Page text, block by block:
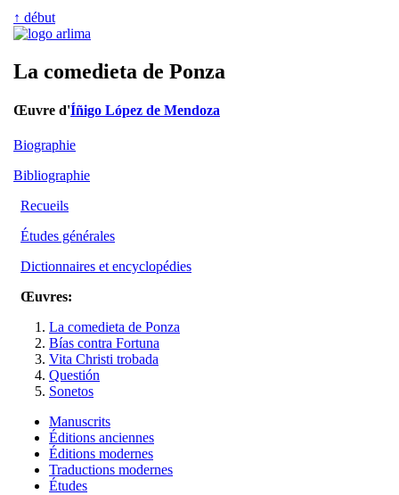
↑ début
La comedieta de Ponza
Œuvre d'Íñigo López de Mendoza
Biographie
Bibliographie
Recueils
Études générales
Dictionnaires et encyclopédies
Œuvres:
La comedieta de Ponza
Bías contra Fortuna
Vita Christi trobada
Questión
Sonetos
Manuscrits
Éditions anciennes
Éditions modernes
Traductions modernes
Études